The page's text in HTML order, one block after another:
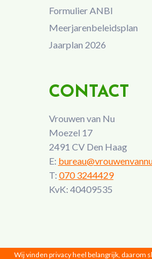
Formulier ANBI
Meerjarenbeleidsplan
Jaarplan 2026
CONTACT
Vrouwen van Nu
Moezel 17
2491 CV Den Haag
E:
T: 070 3244429
KvK: 40409535
Wij vinden privacy heel belangrijk, daarom